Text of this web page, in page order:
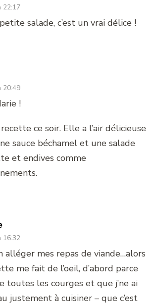
22:17
salade, c’est un vrai délice !
20:49
!
recette ce soir. Elle a l’air délicieuse
sauce béchamel et une salade
et endives comme
16:32
alléger mes repas de viande…alors
me fait de l’oeil, d’abord parce
toutes les courges et que j’ne ai
justement à cuisiner – que c’est